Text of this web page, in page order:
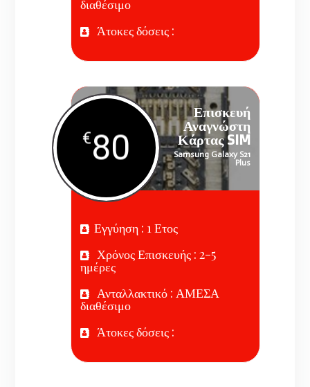
διαθέσιμο
Άτοκες δόσεις :
Επισκευή
Αναγνώστη
Κάρτας SIM
Samsung Galaxy S21
Plus
€80
Εγγύηση : 1 Ετος
Χρόνος Επισκευής : 2-5
ημέρες
Ανταλλακτικό : ΑΜΕΣΑ
διαθέσιμο
Άτοκες δόσεις :